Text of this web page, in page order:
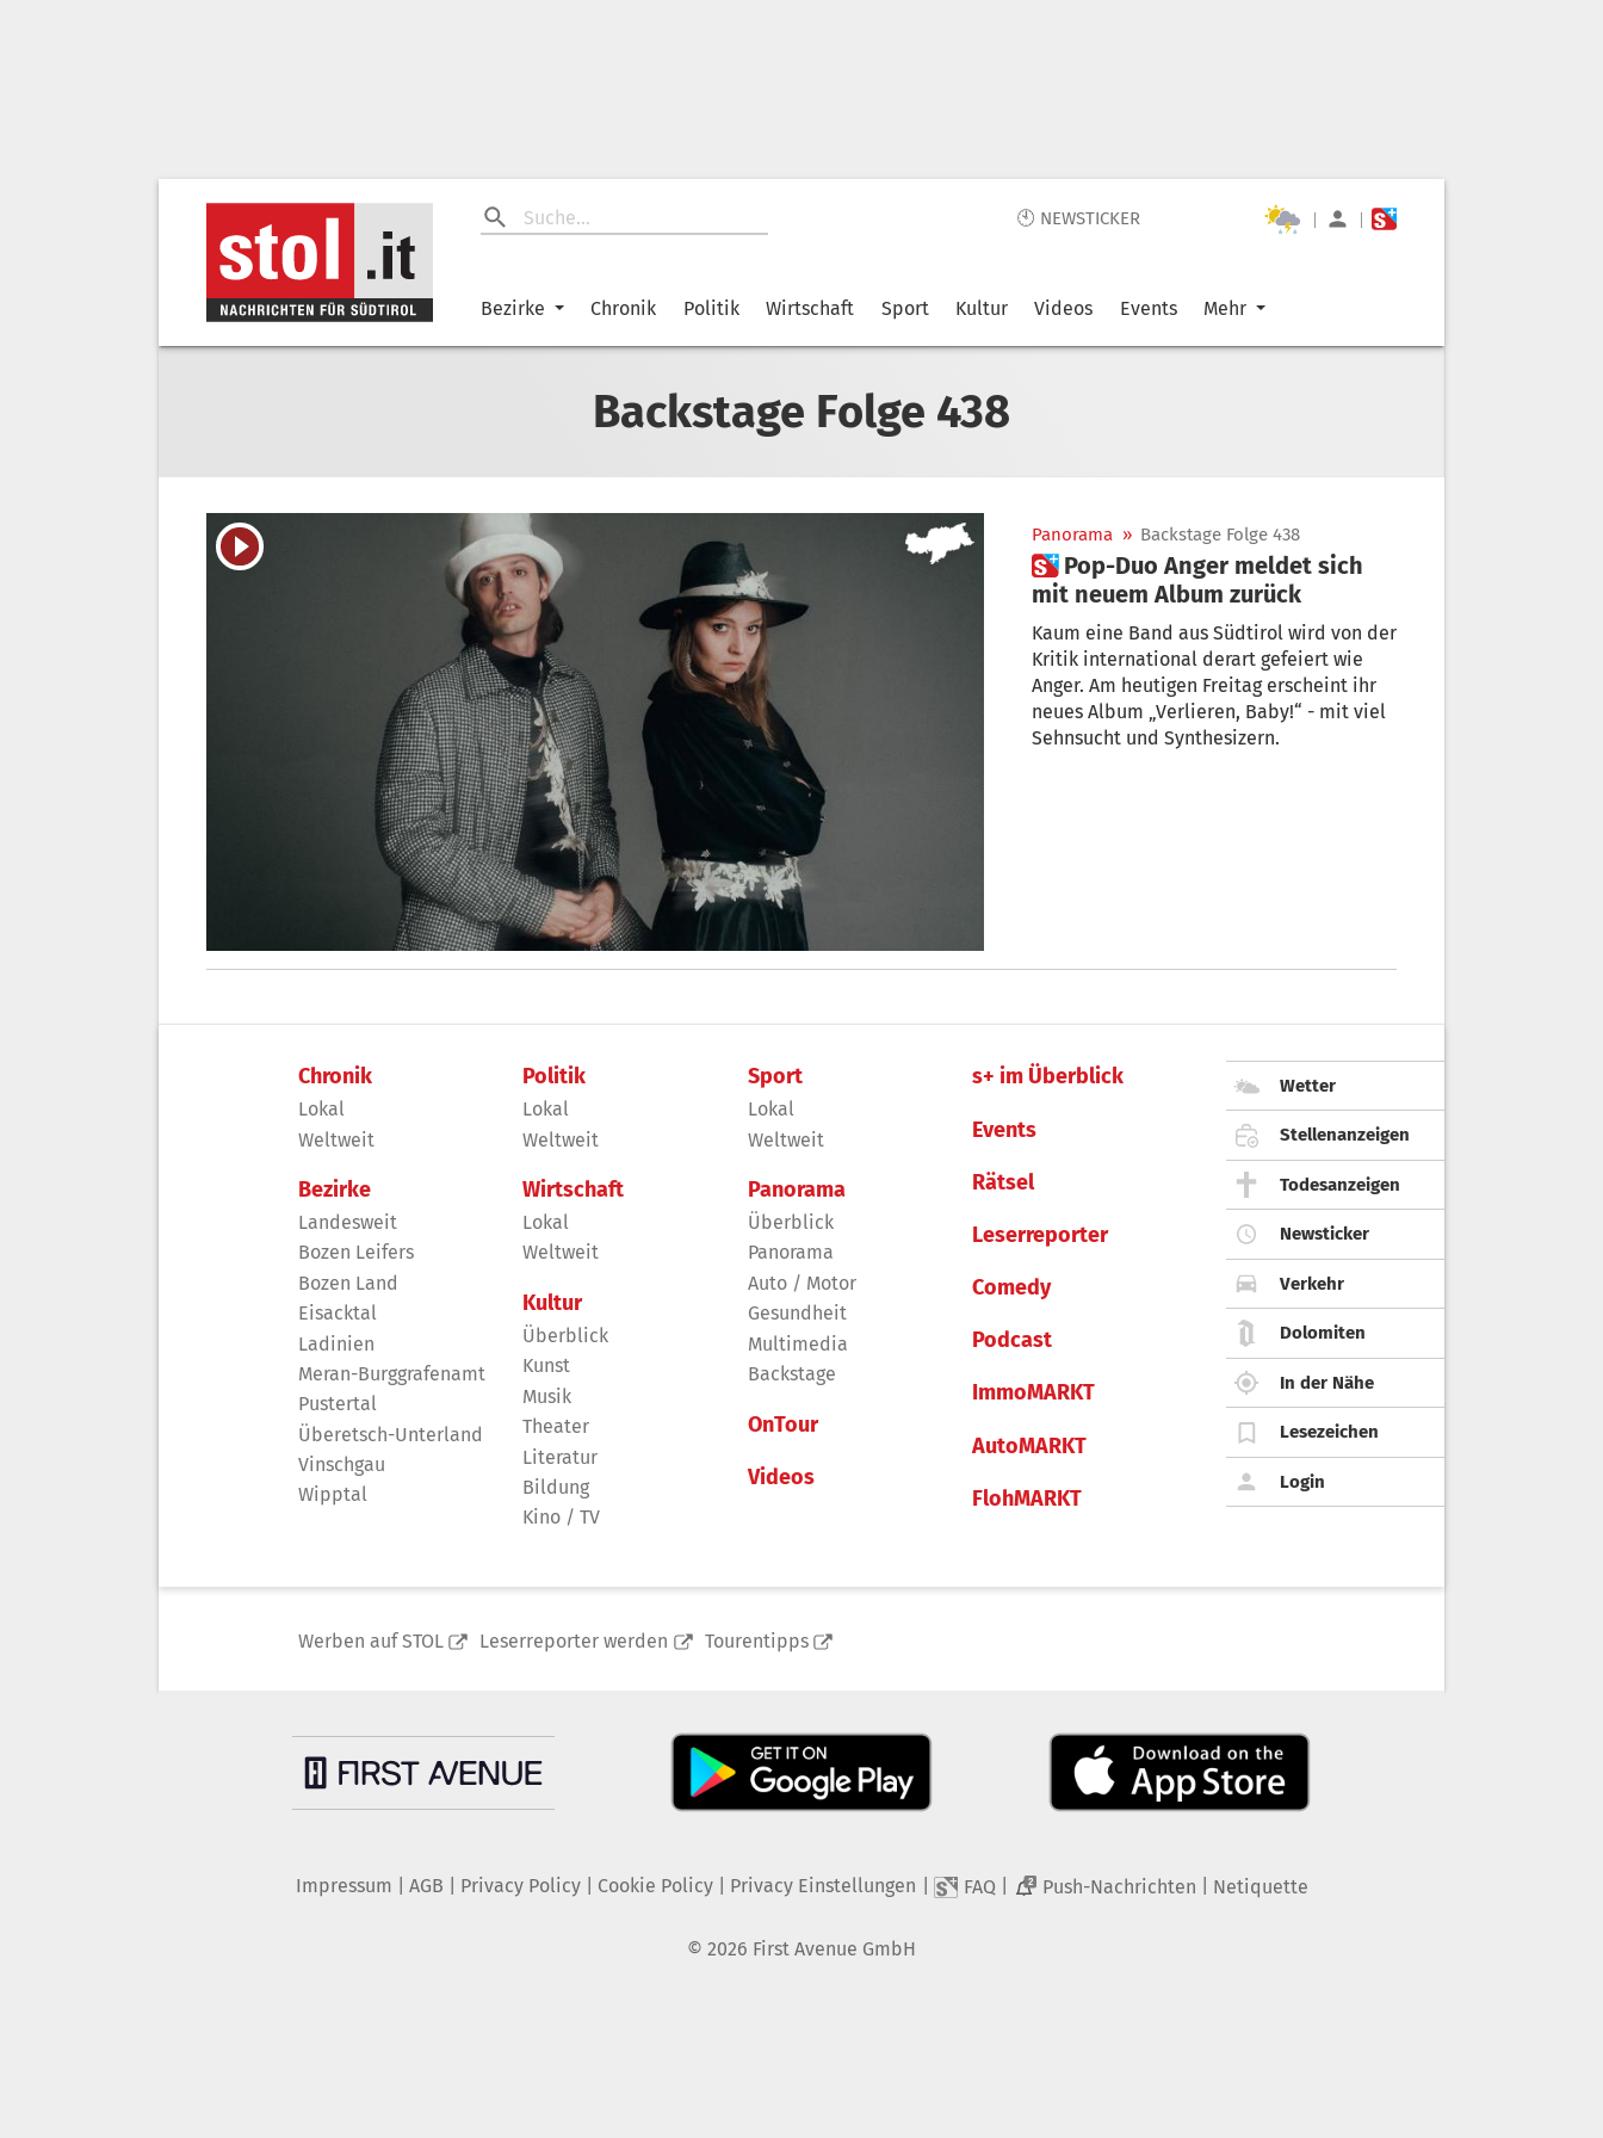
🕙 NEWSTICKER | |
Bezirke Chronik Politik Wirtschaft Sport Kultur Videos Events Mehr
Backstage Folge 438
Panorama » Backstage Folge 438
 Pop-Duo Anger meldet sich
mit neuem Album zurück
Kaum eine Band aus Südtirol wird von der
Kritik international derart gefeiert wie
Anger. Am heutigen Freitag erscheint ihr
neues Album „Verlieren, Baby!“ - mit viel
Sehnsucht und Synthesizern.
Chronik
Lokal
Weltweit
Bezirke
Landesweit
Bozen Leifers
Bozen Land
Eisacktal
Ladinien
Meran-Burggrafenamt
Pustertal
Überetsch-Unterland
Vinschgau
Wipptal
Politik
Lokal
Weltweit
Wirtschaft
Lokal
Weltweit
Kultur
Überblick
Kunst
Musik
Theater
Literatur
Bildung
Kino / TV
Sport
Lokal
Weltweit
Panorama
Überblick
Panorama
Auto / Motor
Gesundheit
Multimedia
Backstage
OnTour
Videos
s+ im Überblick
Events
Rätsel
Leserreporter
Comedy
Podcast
ImmoMARKT
AutoMARKT
FlohMARKT
Wetter
Stellenanzeigen
Todesanzeigen
Newsticker
Verkehr
Dolomiten
In der Nähe
Lesezeichen
Login
Werben auf STOL Leserreporter werden Tourentipps
Impressum AGB Privacy Policy| Cookie Policy| Privacy Einstellungen FAQ 2 Push-Nachrichten Netiquette
© 2026 First Avenue GmbH